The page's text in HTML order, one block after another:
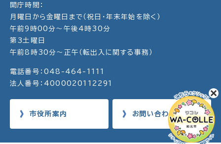
開庁時間：
月曜日から金曜日まで（祝日・年末年始を除く）
午前9時00分～午後4時30分
第3土曜日
午前8時30分～正午（転出入に関する事務）
電話番号：048-464-1111
法人番号：4000020112291
市役所案内 お問い合わせ